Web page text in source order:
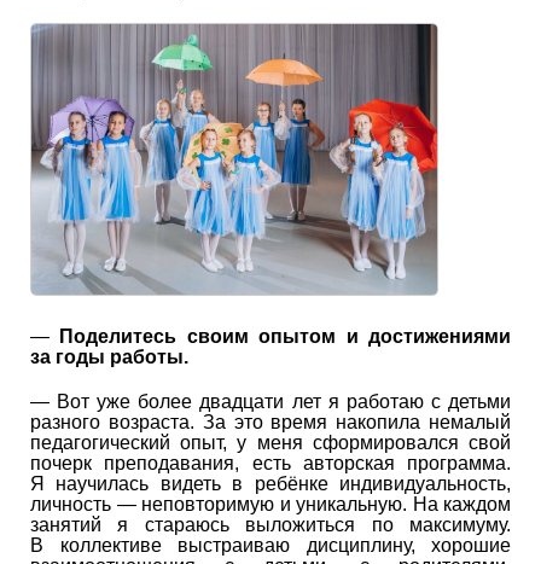
—
Поделитесь своим опытом и достижениями
за годы работы.
— Вот уже более двадцати лет я работаю с детьми
разного возраста. За это время накопила немалый
педагогический опыт, у меня сформировался свой
почерк преподавания, есть авторская программа.
Я научилась видеть в ребёнке индивидуальность,
личность — неповторимую и уникальную. На каждом
занятий я стараюсь выложиться по максимуму.
В коллективе выстраиваю дисциплину, хорошие